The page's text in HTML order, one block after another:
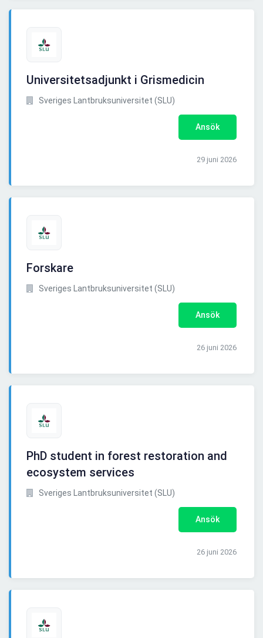
Universitetsadjunkt i Grismedicin
Sveriges Lantbruksuniversitet (SLU)
Ansök
29 juni 2026
Forskare
Sveriges Lantbruksuniversitet (SLU)
Ansök
26 juni 2026
PhD student in forest restoration and
ecosystem services
Sveriges Lantbruksuniversitet (SLU)
Ansök
26 juni 2026